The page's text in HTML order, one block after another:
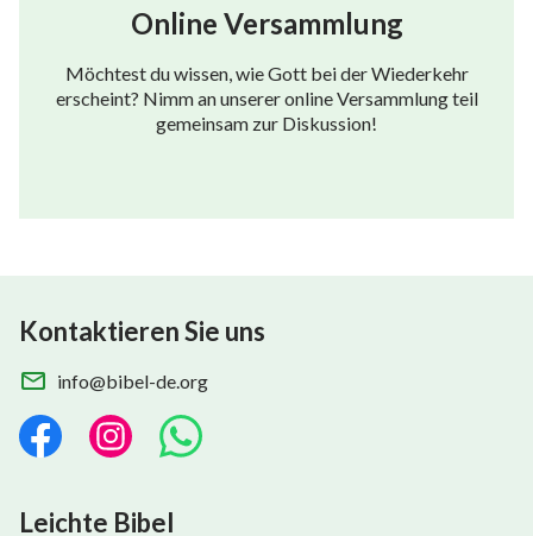
Online Versammlung
Möchtest du wissen, wie Gott bei der Wiederkehr
erscheint? Nimm an unserer online Versammlung teil
gemeinsam zur Diskussion!
Kontaktieren Sie uns
info@bibel-de.org
Leichte Bibel